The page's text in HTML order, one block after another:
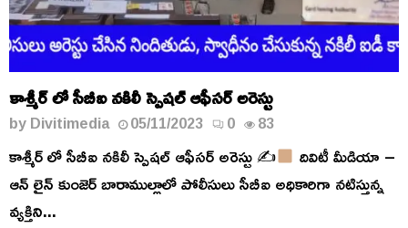
కాశ్మీర్ లో సీబీఐ నకిలీ స్పెషల్ ఆఫీసర్ అరెస్టు
byDivitimedia 05/11/2023 0 83
కాశ్మీర్ లో సీబీఐ నకిలీ స్పెషల్ ఆఫీసర్ అరెస్టు ✍
దివిటీ మీడియా –
ఆన్ లైన్ కుంజెర్ బారాముల్లాలో పోలీసులు సీబీఐ అధికారిగా నటిస్తున్న
వ్యక్తిని...